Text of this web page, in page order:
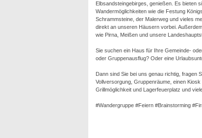
Elbsandsteingebirges, genießen. Es bieten
Wandermöglichkeiten wie die Festung
Schrammsteine, der Malerweg und vieles
direkt an unseren Häusern vorbei.
wie Pirna, Meißen und unsere
Sie suchen ein Haus für Ihre Gemeinde-
oder Gruppenausflug? Oder eine
Dann sind Sie bei uns genau richtig, fragen
Vollversorgung, Gruppenräume, einen
Grillmöglichkeit und Lagerfeuerplatz und
#Wandergruppe #Feiern #Brainstorming